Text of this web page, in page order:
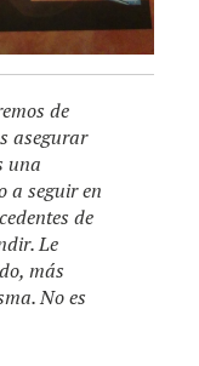
de
asegurar
una
a seguir en
de
Le
más
No es